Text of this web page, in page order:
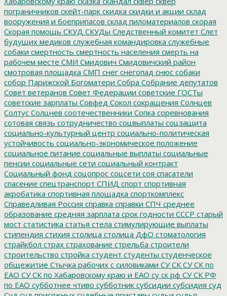
пограничников скейт-парк скидка скидки и акции склад
вооружения и боеприпасов склад пиломатериалов скорая
Скорая помощь СКУД СКУДы Следственный комитет Слет
будущих медиков служебная командировка служебные
собаки смертность смертность населения смерть на
рабочем месте СМИ Смидович Смидовичский район
смотровая площадка СМП снег снегопад снюс собаки
собор Парижской Богоматери Собра Собрание депутатов
Совет ветеранов Совет Федерации советские ГОСТы
советские зарплаты Совфед Сокол сокращения Солнцев
Солтус Солцнев соотечественники Сопка соревнования
сотовая связь сотрудничество соцвыплаты соцзащита
социально-культурный центр социально-политическая
устойчивость социально-экономическое положение
социальное питание социальные выплаты социальные
пенсии социальные сети социальный контракт
Социальный фонд соцопрос соцсети соя спасатели
спасение спецтранспорт СПИД спорт спортивная
акробатика спортивная площадка спорткомплекс
Справедливая Россия справка справки СПЧ среднее
образование средняя зарплата срок годности СССР старый
мост статистика статья стела стимулирующие выплаты
стипендия стихия столица столица ДфО стоматология
страйкбол страх страхование стрельба строители
строительство стройка студент студенты студенческое
общежитие Стычка рабочих с силовиками СУ СК СУ СК по
ЕАО СУ СК по Хабаровскому краю и ЕАО су ск рф СУ СК РФ
по ЕАО субботнее чтиво субботник субсидии субсидия суд